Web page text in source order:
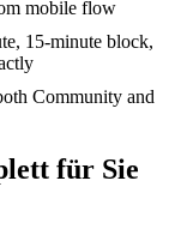
mobile flow
15-minute block,
Community and
für Sie